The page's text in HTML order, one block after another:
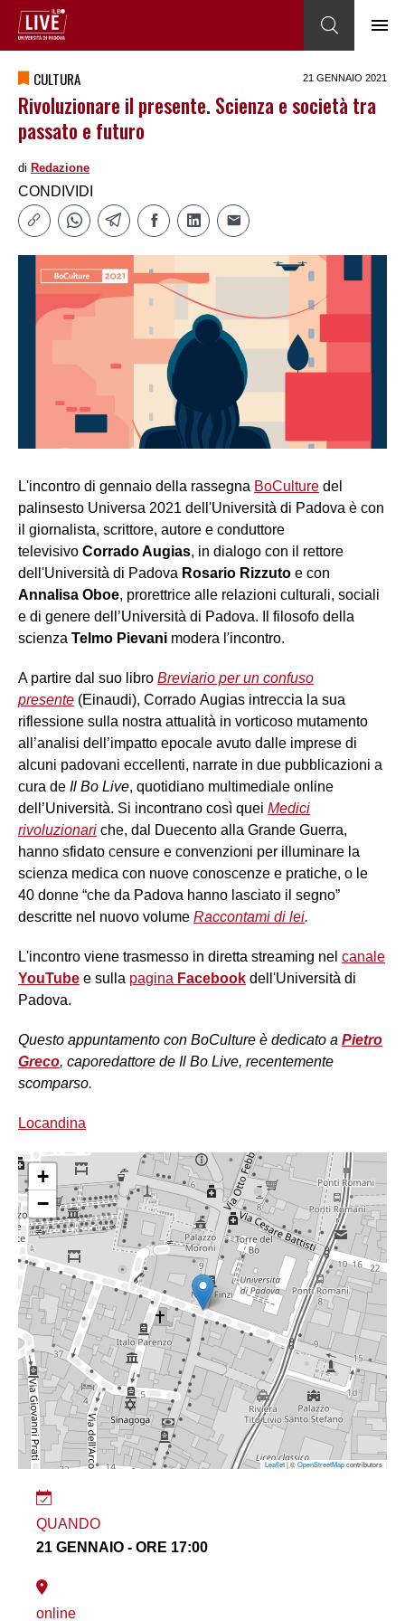
CULTURA 21 GENNAIO 2021
Rivoluzionare il presente. Scienza e società tra
passato e futuro
di Redazione
CONDIVIDI
L'incontro di gennaio della rassegna BoCulture del
palinsesto Universa 2021 dell'Università di Padova è con
il giornalista, scrittore, autore e conduttore
televisivo Corrado Augias, in dialogo con il rettore
dell'Università di Padova Rosario Rizzuto e con
Annalisa Oboe, prorettrice alle relazioni culturali, sociali
e di genere dell’Università di Padova. Il filosofo della
scienza Telmo Pievani modera l'incontro.
A partire dal suo libro Breviario per un confuso
presente (Einaudi), Corrado Augias intreccia la sua
riflessione sulla nostra attualità in vorticoso mutamento
all’analisi dell’impatto epocale avuto dalle imprese di
alcuni padovani eccellenti, narrate in due pubblicazioni a
cura de Il Bo Live, quotidiano multimediale online
dell’Università. Si incontrano così quei Medici
rivoluzionari che, dal Duecento alla Grande Guerra,
hanno sfidato censure e convenzioni per illuminare la
scienza medica con nuove conoscenze e pratiche, o le
40 donne “che da Padova hanno lasciato il segno”
descritte nel nuovo volume Raccontami di lei.
L'incontro viene trasmesso in diretta streaming nel canale
YouTube e sulla pagina Facebook dell'Università di
Padova.
Questo appuntamento con BoCulture è dedicato a Pietro
Greco, caporedattore de Il Bo Live, recentemente
scomparso.
Locandina
+
−
Leaflet| ©OpenStreetMapcontributors
QUANDO
21 GENNAIO - ORE 17:00
online